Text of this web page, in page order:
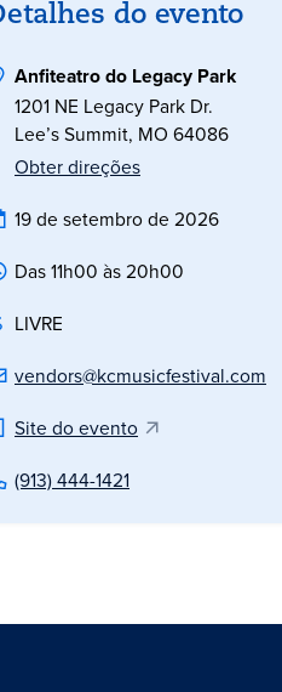
do evento
Anfiteatro do Legacy Park
1201 NE Legacy Park Dr.
Lee’s Summit, MO 64086
Obter direções
19 de setembro de 2026
Das 11h00 às 20h00
LIVRE
vendors@kcmusicfestival.com
Site do evento
(913) 444-1421